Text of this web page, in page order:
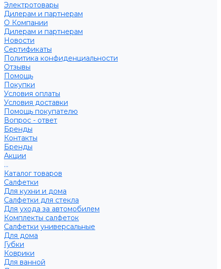
Электротовары
Дилерам и партнерам
О Компании
Дилерам и партнерам
Новости
Сертификаты
Политика конфиденциальности
Отзывы
Помощь
Покупки
Условия оплаты
Условия доставки
Помощь покупателю
Вопрос - ответ
Бренды
Контакты
Бренды
Акции
...
Каталог товаров
Салфетки
Для кухни и дома
Салфетки для стекла
Для ухода за автомобилем
Комплекты салфеток
Салфетки универсальные
Для дома
Губки
Коврики
Для ванной